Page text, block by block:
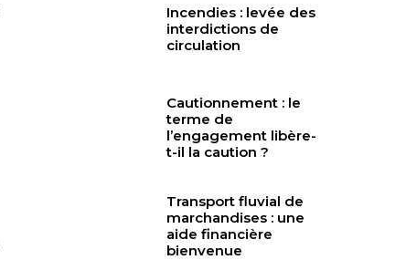
Incendies : levée des
interdictions de
circulation
Cautionnement : le
terme de
l’engagement libère-
t-il la caution ?
Transport fluvial de
marchandises : une
aide financière
bienvenue